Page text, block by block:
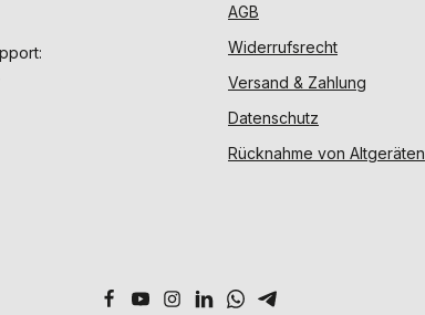
AGB
Widerrufsrecht
Versand & Zahlung
Datenschutz
Rücknahme von Altgeräten